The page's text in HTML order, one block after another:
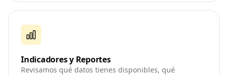
Indicadores y Reportes
Revisamos qué datos tienes disponibles, qué